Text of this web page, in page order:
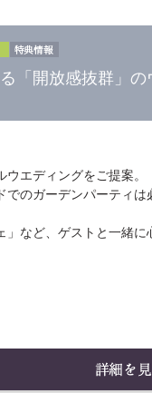
「開放感抜群」
エディングをご提案。
のガーデンパーティは
など、ゲストと一緒に